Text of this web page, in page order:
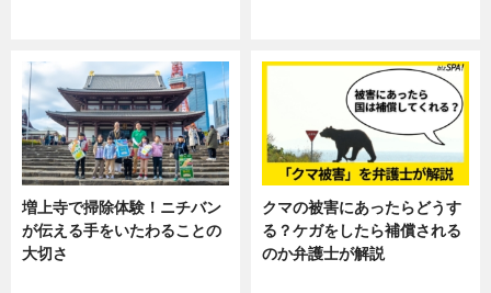
増上寺で掃除体験！ニチバン
が伝える手をいたわることの
大切さ
クマの被害にあったらどうす
る？ケガをしたら補償される
のか弁護士が解説